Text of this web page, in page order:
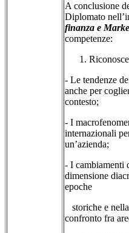
A conclusione
Diplomato
finanza e
competenze:
- Le tendenze
anche per
contesto;
- I
internazionali
un’azienda;
- I cambiamenti
dimensione
epoche
storiche e
confronto fra